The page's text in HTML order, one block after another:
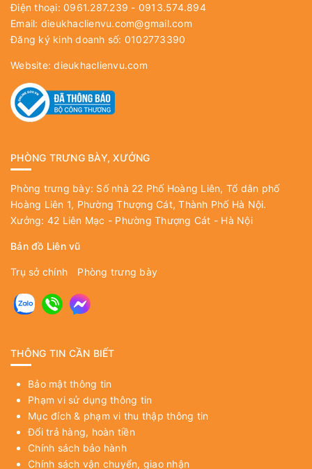
Điện thoại: 0961.287.239 - 0913.574.894
Email: dieukhaclienvu.com@gmail.com
Đăng ký kinh doanh số: 0102773390
Website:dieukhaclienvu.com
PHÒNG TRƯNG BÀY, XƯỞNG
Phòng trưng bày: Số nhà 22 Phố Hoàng Liên, Tổ dân phố
Hoàng Liên 1, Phường Thượng Cát, Thành Phố Hà Nội.
Xưởng: 42 Liên Mạc - Phường Thượng Cát - Hà Nội
Bản đồ Liên vũ
Trụ sở chính Phòng trưng bày
THÔNG TIN CẦN BIẾT
Bảo mật thông tin
Phạm vi sử dụng thông tin
Mục đích & phạm vi thu thập thông tin
Đổi trả hàng, hoàn tiền
Chính sách bảo hành
Chính sách vận chuyển, giao nhận